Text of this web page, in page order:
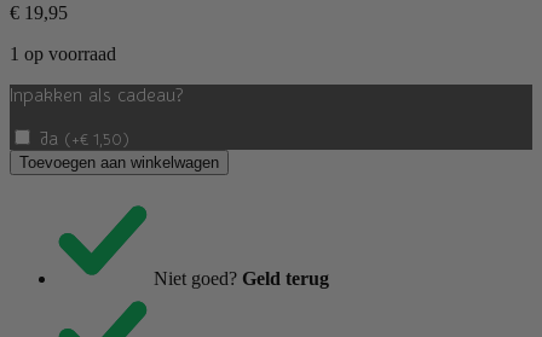
€ 19,95
1 op voorraad
Inpakken als cadeau?
Ja (+€ 1,50)
Bergkristal
punt
Toevoegen aan winkelwagen
Niet goed? Geld terug